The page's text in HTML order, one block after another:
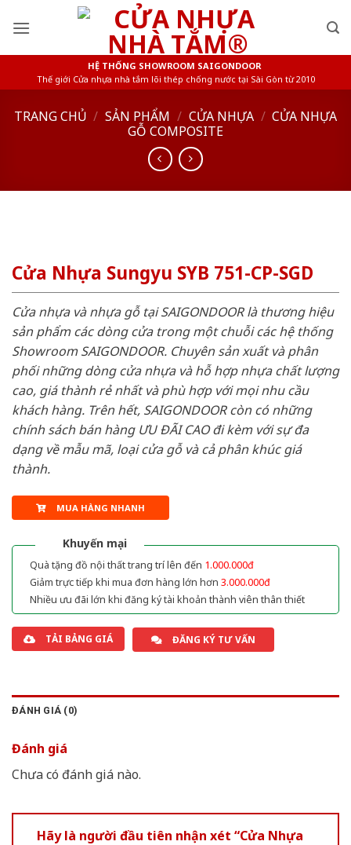
HỆ THỐNG SHOWROOM SAIGONDOOR
Thế giới Cửa nhựa nhà tắm lõi thép chống nước tại Sài Gòn từ 2010
TRANG CHỦ / SẢN PHẨM / CỬA NHỰA / CỬA NHỰA
GỖ COMPOSITE
Cửa Nhựa Sungyu SYB 751-CP-SGD
Cửa nhựa và nhựa gỗ tại SAIGONDOOR là thương hiệu
sản phẩm các dòng cửa trong một chuỗi các hệ thống
Showroom SAIGONDOOR. Chuyên sản xuất và phân
phối những dòng cửa nhựa và hỗ hợp nhựa chất lượng
cao, giá thành rẻ nhất và phù hợp với mọi nhu cầu
khách hàng. Trên hết, SAIGONDOOR còn có những
chính sách bán hàng ƯU ĐÃI CAO đi kèm với sự đa
dạng về mẫu mã, loại cửa gỗ và cả phân khúc giá
thành.
MUA HÀNG NHANH
Khuyến mại
Quà tặng đồ nội thất trang trí lên đến 1.000.000đ
Giảm trực tiếp khi mua đơn hàng lớn hơn 3.000.000đ
Nhiều ưu đãi lớn khi đăng ký tài khoản thành viên thân thiết
TẢI BẢNG GIÁ ĐĂNG KÝ TƯ VẤN
ĐÁNH GIÁ (0)
Đánh giá
Chưa có đánh giá nào.
Hãy là người đầu tiên nhận xét “Cửa Nhựa